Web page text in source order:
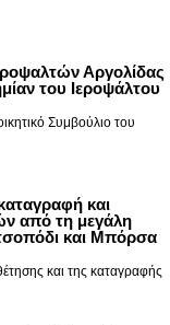
Αργολίδας
του Ιεροψάλτου
Συμβούλιο του
και
από τη μεγάλη
και Μπόρσα
και της καταγραφής